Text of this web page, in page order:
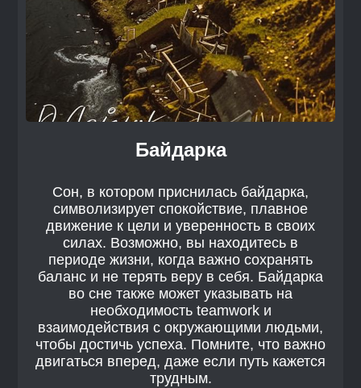
Байдарка
Сон, в котором приснилась байдарка,
символизирует спокойствие, плавное
движение к цели и уверенность в своих
силах. Возможно, вы находитесь в
периоде жизни, когда важно сохранять
баланс и не терять веру в себя. Байдарка
во сне также может указывать на
необходимость teamwork и
взаимодействия с окружающими людьми,
чтобы достичь успеха. Помните, что важно
двигаться вперед, даже если путь кажется
трудным.